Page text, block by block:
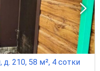
210, 58 м², 4 сотки